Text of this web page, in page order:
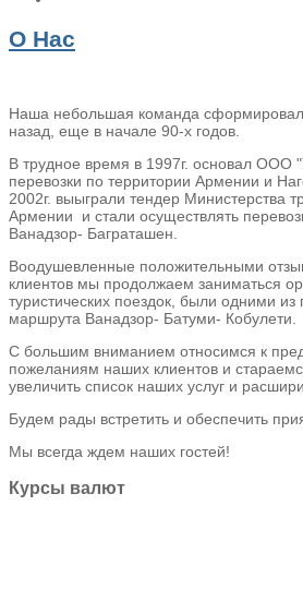
О Нас
Наша небольшая команда
назад, еще в начале 90-х годов.
В трудное время в 1997г. основал ООО
перевозки по территории Армении и
2002г. выыграли тендер Министерства
Армении и стали осуществлять
Ванадзор- Баграташен.
Воодушевленные положительными
клиентов мы продолжаем заниматься
туристических поездок, были одними из
маршрута Ванадзор- Батуми- Кобулети.
С большим вниманием относимся к
пожеланиям наших клиентов и
увеличить список наших услуг и
Будем рады встретить и обеспечить
Мы всегда ждем наших гостей!
Курсы валют